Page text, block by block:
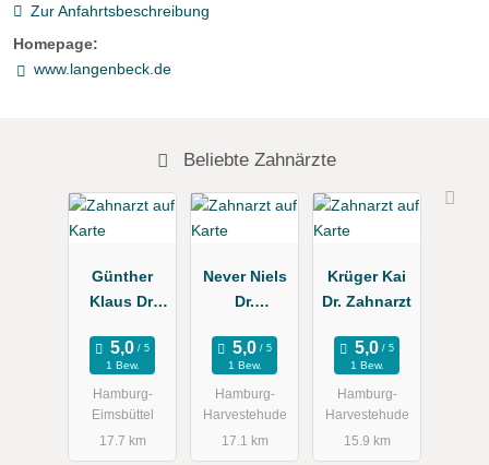
Zur Anfahrtsbeschreibung
Homepage:
www.langenbeck.de
Beliebte Zahnärzte
Günther
Klaus Dr.
xis
1 Bew.
Hamburg-
Eimsbüttel
17.7 km
Never Niels
Dr.
xis
1 Bew.
Hamburg-
Harvestehude
17.1 km
Krüger Kai
Dr. Zahnarzt
1 Bew.
Hamburg-
Harvestehude
15.9 km